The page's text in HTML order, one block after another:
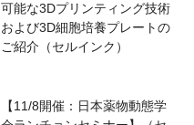
可能な3Dプリンティング技術
および3D細胞培養プレートの
ご紹介（セルインク）
【11/8開催：日本薬物動態学